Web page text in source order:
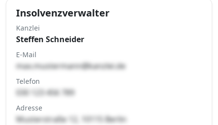
Insolvenzverwalter
Kanzlei
Steffen Schneider
E-Mail
max.mustermann@kanzlei.de
Telefon
030 123 456 789
Adresse
Musterstraße 12, 10115 Berlin